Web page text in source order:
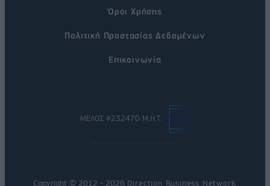
Όροι Χρήσης
Πολιτική Προστασίας Δεδομένων
Επικοινωνία
ΜΕΛΟΣ #232470 Μ.Η.Τ.
Copyright © 2012 - 2026 Direction Business Network